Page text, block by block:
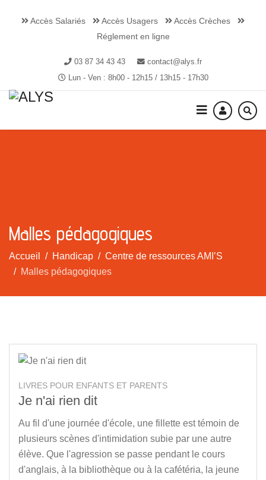
Accès Salariés Accès Usagers
Accès Crèches
Réglement en ligne
03 87 34 43 43
contact@alys.fr
Lun - Ven : 8h00 - 12h15 / 13h15 - 17h30
Malles pédagogiques
Accueil Handicap
Centre de ressources AMI’S
Malles pédagogiques
LIVRES POUR ENFANTS ET PARENTS
Je n'ai rien dit
Au fil d'une journée d'école, une fillette est témoin de
plusieurs scènes d'intimidation subie par une autre
élève. Que l'agression se passe pendant le cours
d'anglais, à la bibliothèque ou à la cafétéria, la jeune